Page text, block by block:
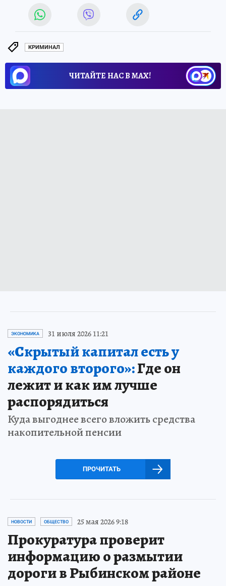
КРИМИНАЛ
ЧИТАЙТЕ НАС В МАХ!
ЭКОНОМИКА 31 июля 2026 11:21
«Скрытый капитал есть у
каждого второго»:Где он
лежит и как им лучше
распорядиться
Куда выгоднее всего вложить средства
накопительной пенсии
ПРОЧИТАТЬ
НОВОСТИ ОБЩЕСТВО 25 мая 2026 9:18
Прокуратура проверит
информацию о размытии
дороги в Рыбинском районе